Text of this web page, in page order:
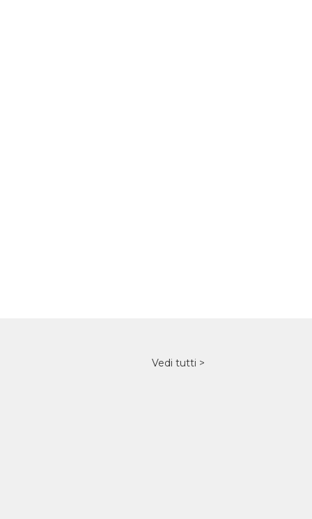
Vedi tutti